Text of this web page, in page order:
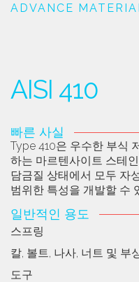
ADVANCE
AISI 410
빠른 사실
Type 410은 우수한 부식
하는 마르텐사이트 스테
담금질 상태에서 모두 자
범위한 특성을 개발할 수
일반적인 용도
스프링
칼, 볼트, 나사, 너트 및 부
도구